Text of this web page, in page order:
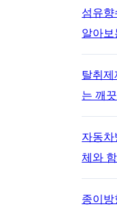
섬유향
알아보
탈취제
는 깨
자동차
체와
종이방